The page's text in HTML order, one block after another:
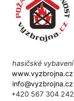
hasičské vybavení
www.vyzbrojna.cz
info@vyzbrojna.cz
+420 567 304 242